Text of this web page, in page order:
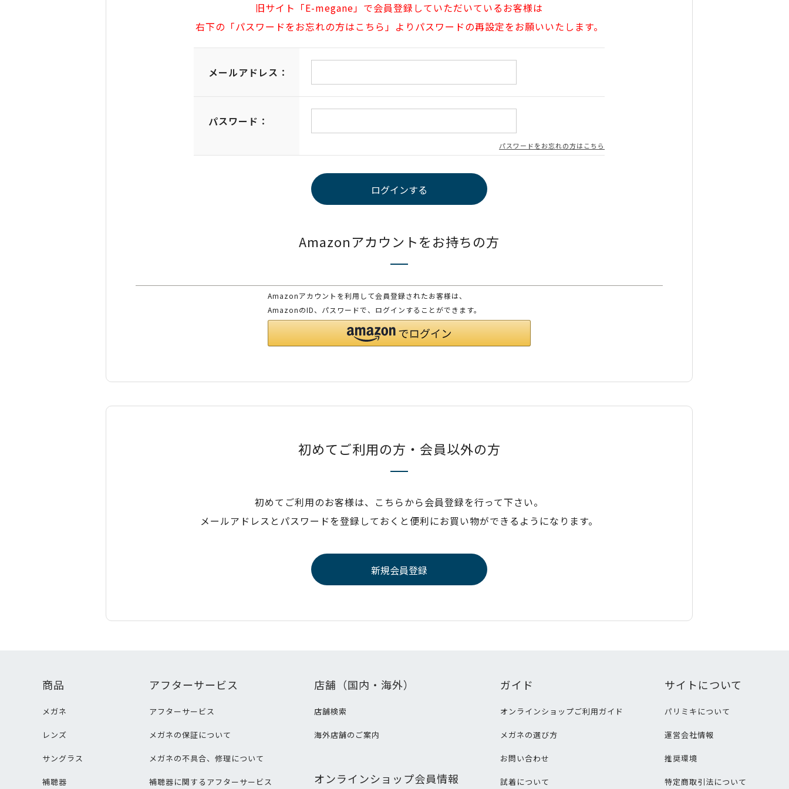
旧サイト「E-megane」で会員登録していただいているお客様は
右下の「パスワードをお忘れの方はこちら」よりパスワードの再設定をお願いいたします。
メールアドレス：
パスワード：
パスワードをお忘れの方はこちら
Amazonアカウントをお持ちの方
Amazonアカウントを利用して会員登録されたお客様は、
AmazonのID、パスワードで、ログインすることができます。
初めてご利用の方・会員以外の方
初めてご利用のお客様は、こちらから会員登録を行って下さい。
メールアドレスとパスワードを登録しておくと便利にお買い物ができるようになります。
商品
メガネ
レンズ
サングラス
補聴器
アフターサービス
アフターサービス
メガネの保証について
メガネの不具合、修理について
補聴器に関するアフターサービス
店舗（国内・海外）
店舗検索
海外店舗のご案内
オンラインショップ会員情報
ガイド
オンラインショップご利用ガイド
メガネの選び方
お問い合わせ
試着について
サイトについて
パリミキについて
運営会社情報
推奨環境
特定商取引法について